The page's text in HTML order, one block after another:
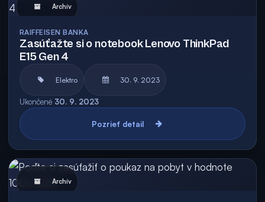
Archív
RAIFFEISEN BANKA
Zasúťažte si o notebook Lenovo ThinkPad
E15 Gen 4
Elektro 30. 9. 2023
Ukončené 30. 9. 2023
Pozrieť detail
Archív